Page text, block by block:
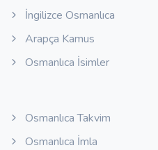
İngilizce Osmanlıca
Arapça Kamus
Osmanlıca İsimler
Osmanlıca Takvim
Osmanlıca İmla